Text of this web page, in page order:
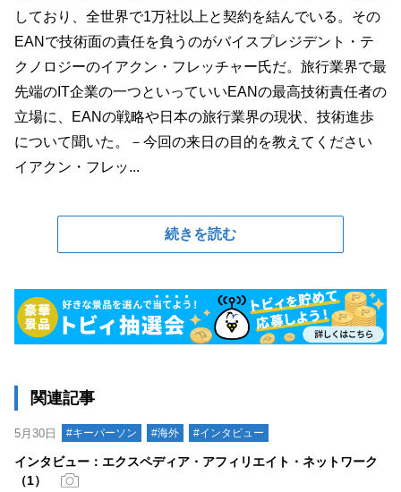
しており、全世界で1万社以上と契約を結んでいる。その
EANで技術面の責任を負うのがバイスプレジデント・テ
クノロジーのイアクン・フレッチャー氏だ。旅行業界で最
先端のIT企業の一つといっていいEANの最高技術責任者の
立場に、EANの戦略や日本の旅行業界の現状、技術進歩
について聞いた。－今回の来日の目的を教えてください
イアクン・フレッ...
続きを読む
関連記事
5月30日 #キーパーソン #海外 #インタビュー
インタビュー：エクスペディア・アフィリエイト・ネットワーク
（1）